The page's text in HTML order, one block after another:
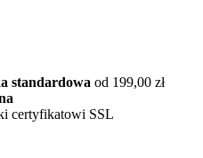
standardowa od 199,00 zł
certyfikatowi SSL